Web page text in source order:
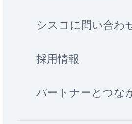
シスコに問い合わ
採用情報
パートナーとつな